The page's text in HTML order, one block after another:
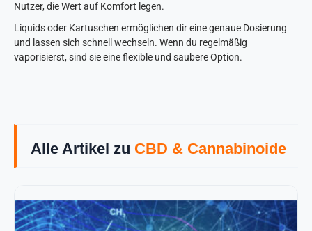
Nutzer, die Wert auf Komfort legen.
Liquids oder Kartuschen ermöglichen dir eine genaue Dosierung
und lassen sich schnell wechseln. Wenn du regelmäßig
vaporisierst, sind sie eine flexible und saubere Option.
Alle Artikel zu CBD & Cannabinoide